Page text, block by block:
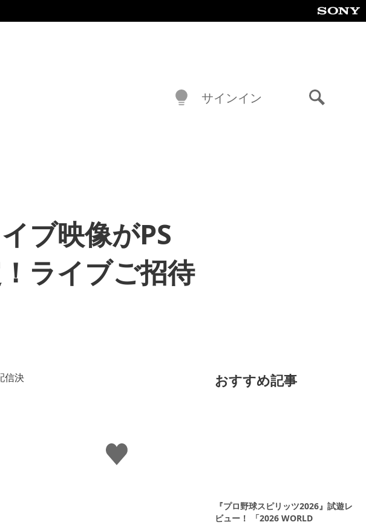
サインイン
ブ映像がPS
ライブご招待
い
い
おすすめ記事
『プロ野球スピリッツ2026』試遊レ
ビュー！ 「2026 WORLD